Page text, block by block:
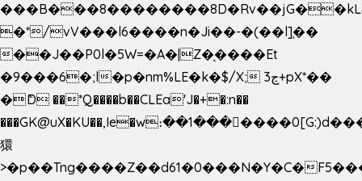
�*/vV���l6����n�Ji��-�(��l]֚��
��J��P0l�5W=�A�|Z�ͅ����Et
�9���6�;l�p�nm%LE�k�$/X; ڃ3+pX*��
�ެD ��*Q����b��CLEa'J�+�:n��
獧
>�p��Tng����Z��d61�0���N�Y�C�